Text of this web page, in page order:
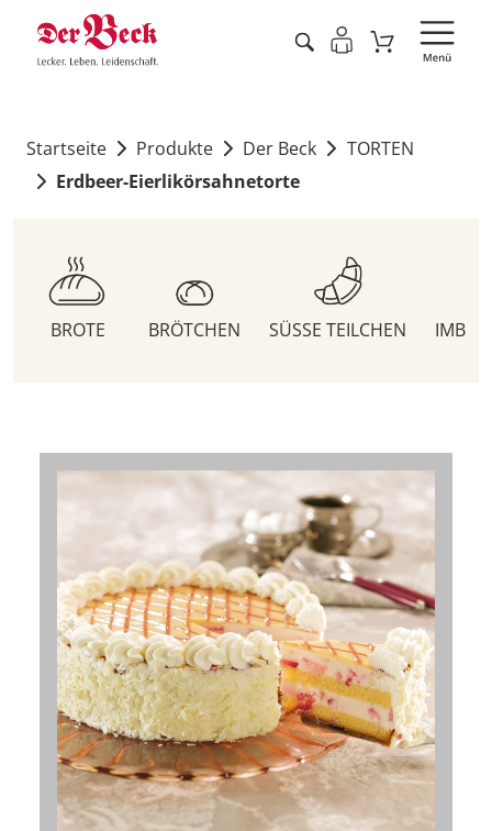
Startseite Produkte Der Beck
TORTEN
Erdbeer-Eierlikörsahnetorte
BROTE BRÖTCHEN SÜSSE TEILCHEN